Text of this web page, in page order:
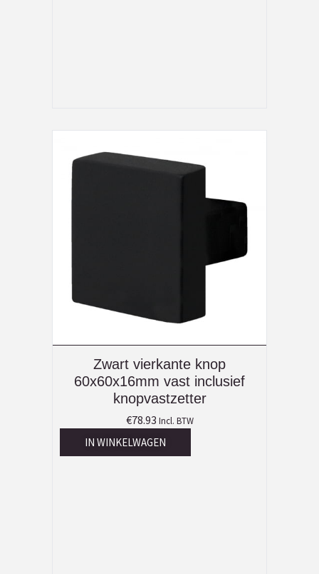
Zwart vierkante knop
60x60x16mm vast inclusief
knopvastzetter
€78.93 Incl. BTW
IN WINKELWAGEN